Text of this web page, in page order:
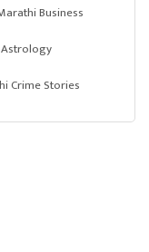
Business
Crime Stories